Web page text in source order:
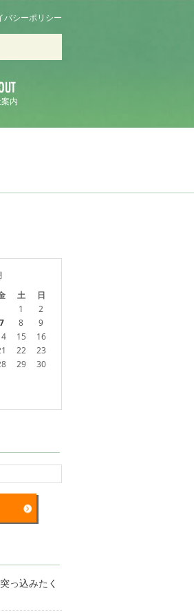
バシーポリシー
内
土 日
1
2
7 8
9
15
16
22
23
29
30
っ込みたく